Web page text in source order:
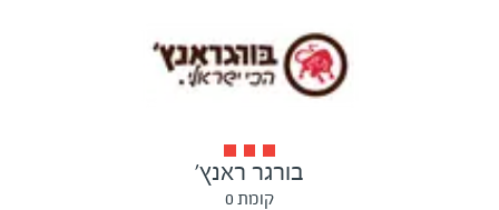
בורגר ראנץ'
קומת 0